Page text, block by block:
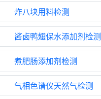
炸八块用料检测
酱卤鸭翅保水添加剂检测
煮肥肠添加剂检测
气相色谱仪天然气检测